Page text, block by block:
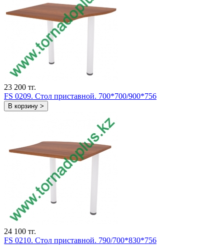
23 200 тг.
FS 0209. Стол приставной. 700*700/900*756
В корзину >
24 100 тг.
FS 0210. Стол приставной. 790/700*830*756